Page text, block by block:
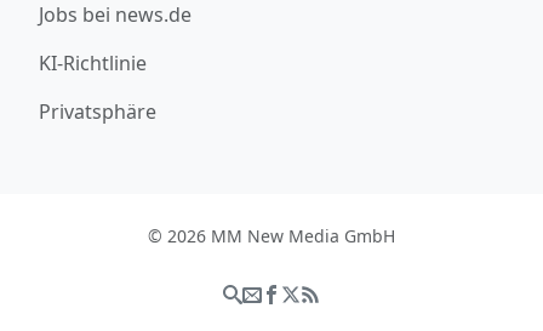
Jobs bei news.de
KI-Richtlinie
Privatsphäre
© 2026 MM New Media GmbH